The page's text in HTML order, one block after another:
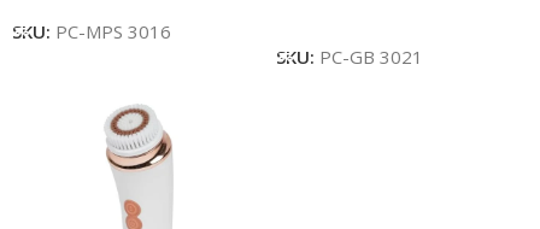
SKU: PC-MPS 3016
SKU: PC-GB 3021